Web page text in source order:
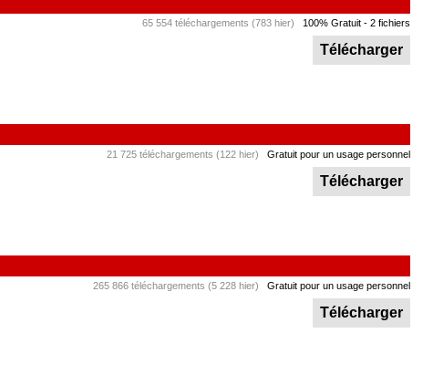
65 554 téléchargements (783 hier) 100% Gratuit - 2 fichiers
Télécharger
21 725 téléchargements (122 hier) Gratuit pour un usage personnel
Télécharger
265 866 téléchargements (5 228 hier) Gratuit pour un usage personnel
Télécharger